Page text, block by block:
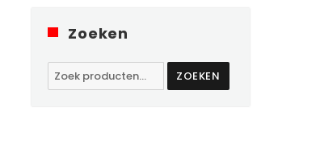
Zoeken
Zoeken
naar:
ZOEKEN